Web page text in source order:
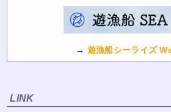
→ 遊漁船シーライズ
LINK